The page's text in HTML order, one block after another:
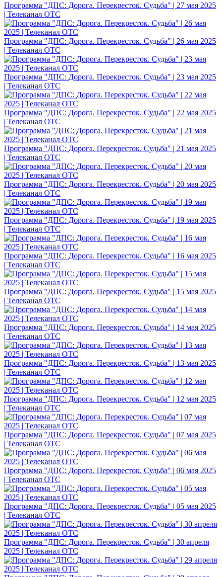
Программа "ДПС: Дорога. Перекресток. Судьба" | 27 мая 2025
| Телеканал ОТС
Программа "ДПС: Дорога. Перекресток. Судьба" | 26 мая 2025
| Телеканал ОТС
Программа "ДПС: Дорога. Перекресток. Судьба" | 23 мая 2025
| Телеканал ОТС
Программа "ДПС: Дорога. Перекресток. Судьба" | 22 мая 2025
| Телеканал ОТС
Программа "ДПС: Дорога. Перекресток. Судьба" | 21 мая 2025
| Телеканал ОТС
Программа "ДПС: Дорога. Перекресток. Судьба" | 20 мая 2025
| Телеканал ОТС
Программа "ДПС: Дорога. Перекресток. Судьба" | 19 мая 2025
| Телеканал ОТС
Программа "ДПС: Дорога. Перекресток. Судьба" | 16 мая 2025
| Телеканал ОТС
Программа "ДПС: Дорога. Перекресток. Судьба" | 15 мая 2025
| Телеканал ОТС
Программа "ДПС: Дорога. Перекресток. Судьба" | 14 мая 2025
| Телеканал ОТС
Программа "ДПС: Дорога. Перекресток. Судьба" | 13 мая 2025
| Телеканал ОТС
Программа "ДПС: Дорога. Перекресток. Судьба" | 12 мая 2025
| Телеканал ОТС
Программа "ДПС: Дорога. Перекресток. Судьба" | 07 мая 2025
| Телеканал ОТС
Программа "ДПС: Дорога. Перекресток. Судьба" | 06 мая 2025
| Телеканал ОТС
Программа "ДПС: Дорога. Перекресток. Судьба" | 05 мая 2025
| Телеканал ОТС
Программа "ДПС: Дорога. Перекресток. Судьба" | 30 апреля
2025 | Телеканал ОТС